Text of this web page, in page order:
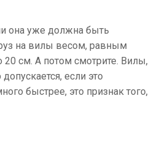
она уже должна быть
на вилы весом, равным
20 см. А потом смотрите. Вилы,
если это
быстрее, это признак того,